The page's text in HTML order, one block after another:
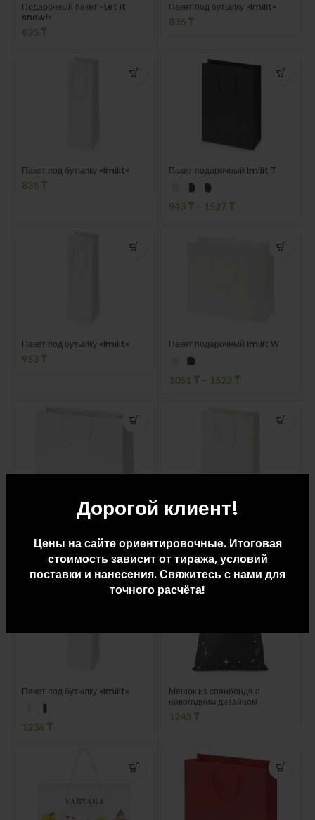
Дорогой клиент!
Цены на сайте ориентировочные. Итоговая
стоимость зависит от тиража, условий
поставки и нанесения. Свяжитесь с нами для
точного расчёта!
Подарочный пакет «Let it
snow!»
835 ₸
Пакет под бутылку «Imilit»
836 ₸
Пакет под бутылку «Imilit»
836 ₸
Пакет подарочный Imilit T
943 ₸– 1527 ₸
Пакет под бутылку «Imilit»
953 ₸
Пакет подарочный Imilit W
1051 ₸– 1523 ₸
Пакет подарочный Imilit XL
1058
Пакет подарочный Imilit T
1120
Пакет под бутылку «Imilit»
1236 ₸
Мешок из спанбонда с
новогодним дизайном
«Twinkle»
1243 ₸